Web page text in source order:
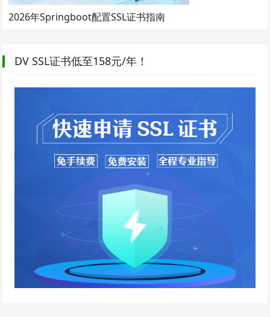
2026年Springboot配置SSL证书指南
DV SSL证书低至158元/年！